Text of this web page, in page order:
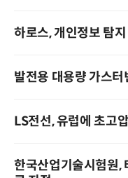
하로스, 개인정보 탐
발전용 대용량 가스터
LS전선, 유럽에 초고
한국산업기술시험원,